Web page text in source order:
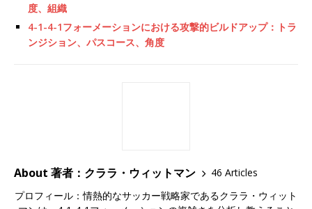
度、組織
4-1-4-1フォーメーションにおける攻撃的ビルドアップ：トラ
ンジション、パスコース、角度
About 著者：クララ・ウィットマン
46 Articles
プロフィール：情熱的なサッカー戦略家であるクララ・ウィット